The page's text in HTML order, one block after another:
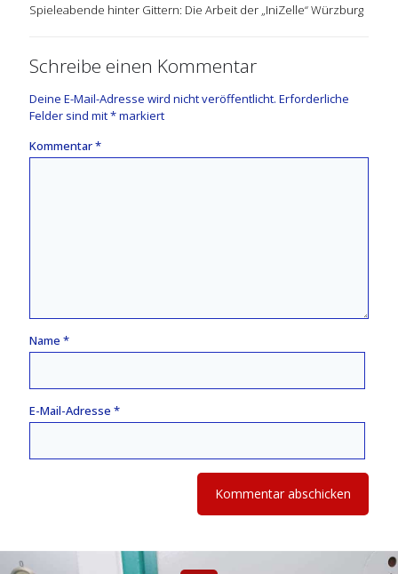
Spieleabende hinter Gittern: Die Arbeit der „IniZelle“ Würzburg
Schreibe einen Kommentar
Deine E-Mail-Adresse wird nicht veröffentlicht. Erforderliche
Felder sind mit*markiert
Kommentar*
Name *
E-Mail-Adresse *